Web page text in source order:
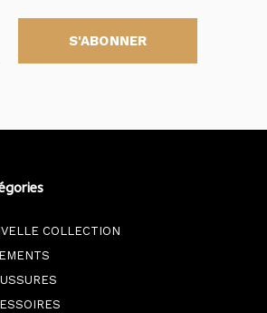
S'ABONNER
COLLECTION